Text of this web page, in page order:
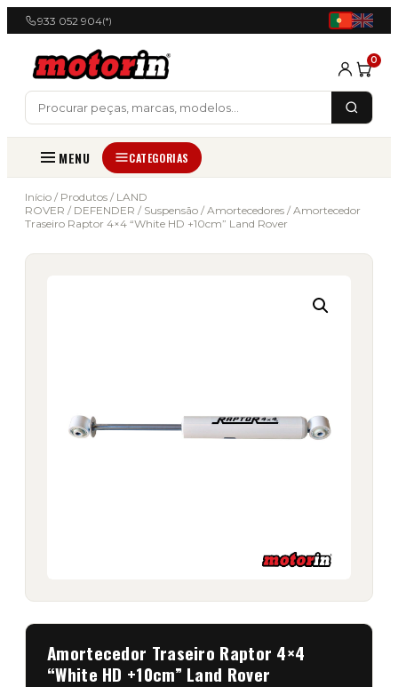
933 052 904(*)
0
MENU CATEGORIAS
Início / Produtos / LAND
ROVER / DEFENDER / Suspensão / Amortecedores / Amortecedor
Traseiro Raptor 4×4 “White HD +10cm” Land Rover
Amortecedor Traseiro Raptor 4×4
“White HD +10cm” Land Rover